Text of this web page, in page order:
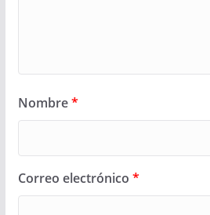
Nombre*
Correo electrónico *